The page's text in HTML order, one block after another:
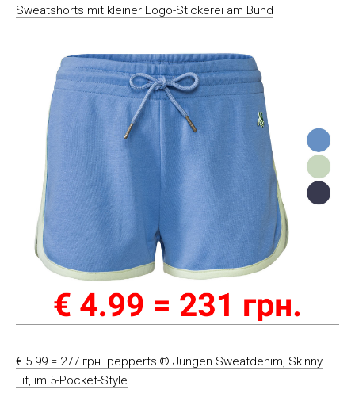
Sweatshorts mit kleiner Logo-Stickerei am Bund
€ 5.99 = 277 грн. pepperts!® Jungen Sweatdenim, Skinny
Fit, im 5-Pocket-Style